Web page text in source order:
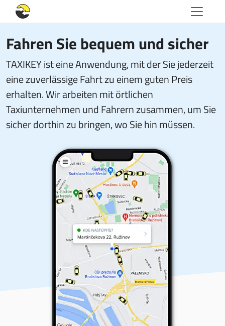
Fahren Sie bequem und sicher
TAXIKEY ist eine Anwendung, mit der Sie jederzeit
eine zuverlässige Fahrt zu einem guten Preis
erhalten. Wir arbeiten mit örtlichen
Taxiunternehmen und Fahrern zusammen, um Sie
sicher dorthin zu bringen, wo Sie hin müssen.